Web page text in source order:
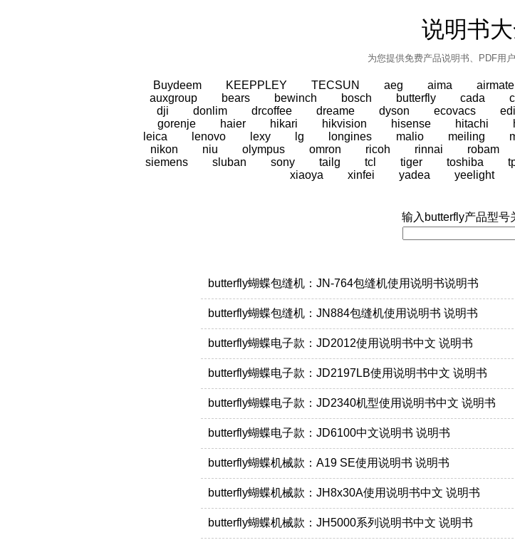
说明书
为您提供免费产品说明书、PDF用
Buydeem KEEPPLEY TECSUN aeg aima airmate
auxgroup
bears bewinch bosch butterfly cada
dji
donlim drcoffee dreame dyson ecovacs
gorenje
haier hikari hikvision hisense hitachi
leica
lenovo lexy lg longines malio meiling
nikon
niu olympus omron ricoh rinnai robam
siemens
sluban sony tailg tcl tiger toshiba
xiaoya
xinfei yadea yeelight
输入butterfly产品型号
butterfly蝴蝶包缝机：JN-764包缝机使用说明书说明书
butterfly蝴蝶包缝机：JN884包缝机使用说明书 说明书
butterfly蝴蝶电子款：JD2012使用说明书中文 说明书
butterfly蝴蝶电子款：JD2197LB使用说明书中文 说明书
butterfly蝴蝶电子款：JD2340机型使用说明书中文 说明书
butterfly蝴蝶电子款：JD6100中文说明书 说明书
butterfly蝴蝶机械款：A19 SE使用说明书 说明书
butterfly蝴蝶机械款：JH8x30A使用说明书中文 说明书
butterfly蝴蝶机械款：JH5000系列说明书中文 说明书